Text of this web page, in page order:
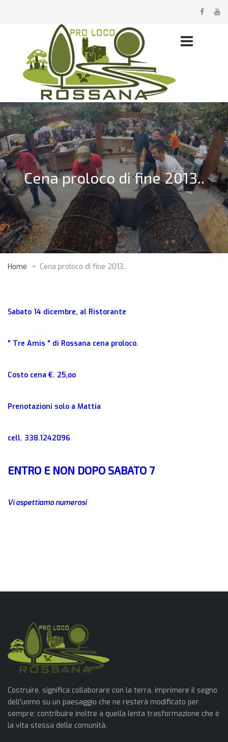
Cena proloco di fine 2013..
Home > Cena proloco di fine 2013..
Sabato 14 dicembre, al Ristorante
" Tre Amis " di Rossana cena proloco.
Costo cena €. 25,oo
Prenotazioni solo a Mattia
cell. 338.1242096
ENTRO E NON DOPO SABATO 7
Vi aspettiamo numerosi
Costruire, significa collaborare con la terra, imprimere il segno
dell'uomo su un paesaggio che ne resterà modificato per
sempre; contribuire inoltre a quella lenta trasformazione che è
la vita stessa delle comunità.